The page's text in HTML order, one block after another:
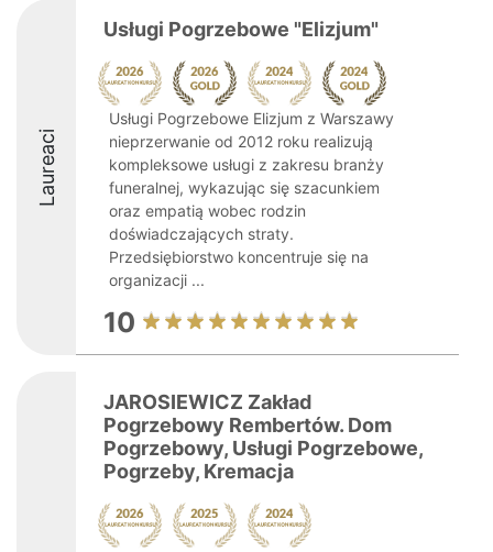
Laureaci
Usługi Pogrzebowe "Elizjum"
Usługi Pogrzebowe Elizjum z Warszawy
nieprzerwanie od 2012 roku realizują
kompleksowe usługi z zakresu branży
funeralnej, wykazując się szacunkiem
oraz empatią wobec rodzin
doświadczających straty.
Przedsiębiorstwo koncentruje się na
organizacji ...
10
JAROSIEWICZ Zakład
Pogrzebowy Rembertów. Dom
Pogrzebowy, Usługi Pogrzebowe,
Pogrzeby, Kremacja